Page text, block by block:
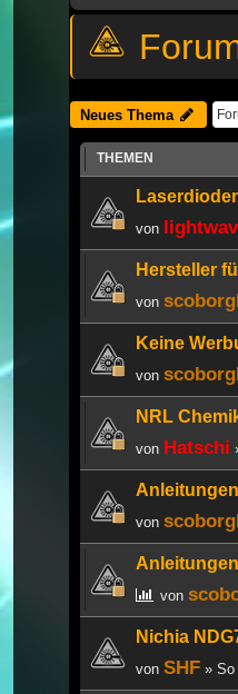
Neues Thema
THEMEN
von
Hersteller
von
Keine
von
NRL
von Hatschi
Anleitungen
von
von
Nichia
von SHF » So